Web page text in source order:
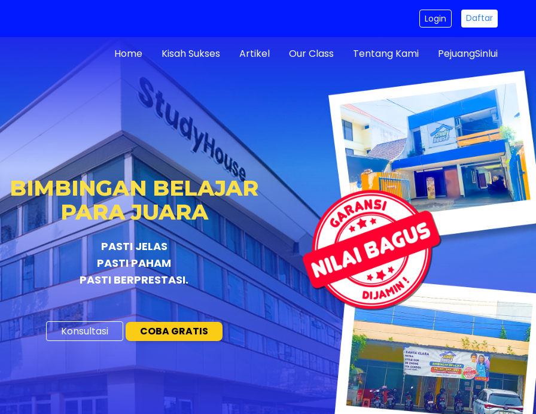
Login Daftar
Home Kisah Sukses Artikel Our Class Tentang Kami PejuangSinlui
BIMBINGAN BELAJAR
PARA JUARA
PASTI JELAS
PASTI PAHAM
PASTI BERPRESTASI.
Konsultasi COBA GRATIS